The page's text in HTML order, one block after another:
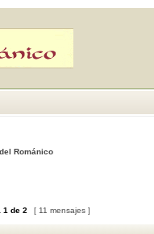
Románico
1 de 2 [ 11 mensajes ]